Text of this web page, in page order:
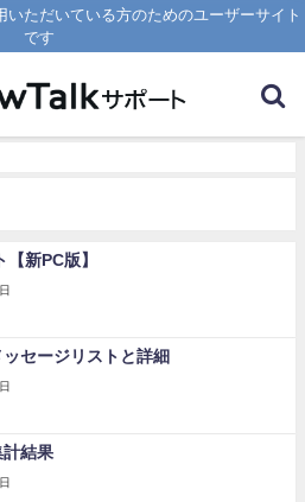
いただいている方のためのユーザーサイト
です
【新PC版】
セージリストと詳細
結果